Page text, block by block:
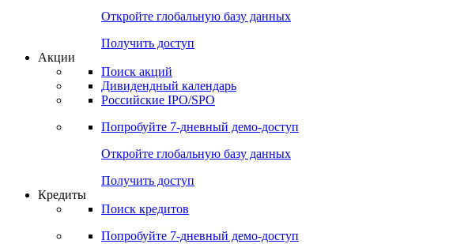
Откройте глобальную базу данных
Получить доступ
Акции
Поиск акций
Дивидендный календарь
Российские IPO/SPO
Попробуйте 7-дневный демо-доступ
Откройте глобальную базу данных
Получить доступ
Кредиты
Поиск кредитов
Попробуйте 7-дневный демо-доступ